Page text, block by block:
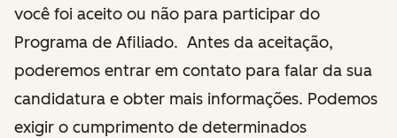
você foi aceito ou não para participar do
Programa de Afiliado. Antes da aceitação,
poderemos entrar em contato para falar da sua
candidatura e obter mais informações. Podemos
exigir o cumprimento de determinados